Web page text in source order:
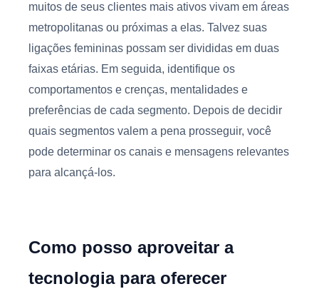
muitos de seus clientes mais ativos vivam em áreas
metropolitanas ou próximas a elas. Talvez suas
ligações femininas possam ser divididas em duas
faixas etárias. Em seguida, identifique os
comportamentos e crenças, mentalidades e
preferências de cada segmento. Depois de decidir
quais segmentos valem a pena prosseguir, você
pode determinar os canais e mensagens relevantes
para alcançá-los.
Como posso aproveitar a
tecnologia para oferecer